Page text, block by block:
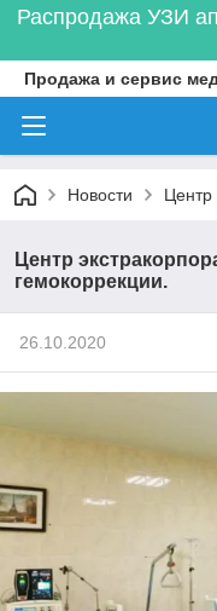
Распродажа УЗИ
Продажа и сервис
Новости Центр
Центр
гемокоррекции.
26.10.2020